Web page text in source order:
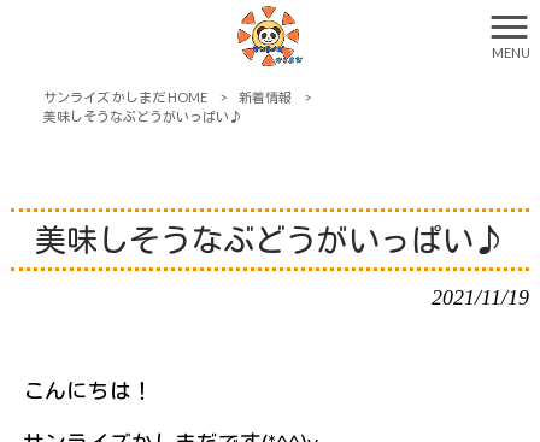
MENU
サンライズ かしまだ HOME > 新着情報
>
美味しそうなぶどうがいっぱい♪
美味しそうなぶどうがいっぱい♪
2021/11/19
こんにちは！